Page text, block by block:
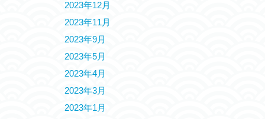
2023年12月
2023年11月
2023年9月
2023年5月
2023年4月
2023年3月
2023年1月